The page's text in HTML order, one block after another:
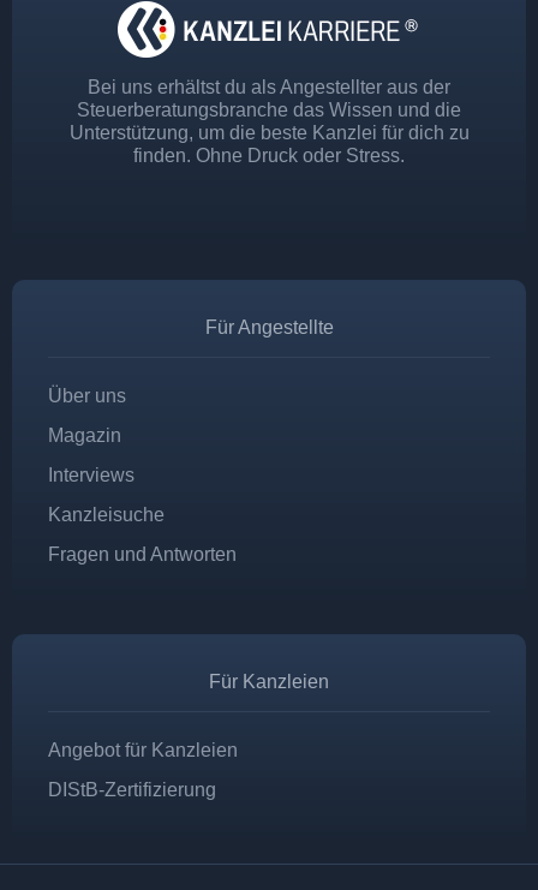
Bei uns erhältst du als Angestellter aus der
Steuerberatungsbranche das Wissen und die
Unterstützung, um die beste Kanzlei für dich zu
finden. Ohne Druck oder Stress.
Für Angestellte
Über uns
Magazin
Interviews
Kanzleisuche
Fragen und Antworten
Für Kanzleien
Angebot für Kanzleien
DIStB-Zertifizierung